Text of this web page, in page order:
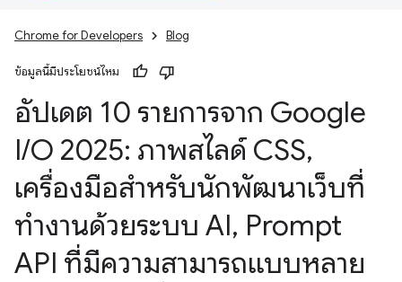
Chrome for Developers Blog
ข้อมูลนี้มีประโยชน์ไหม
อัปเดต 10 รายการจาก Google
I/O 2025: ภาพสไลด์ CSS,
เครื่องมือสำหรับนักพัฒนาเว็บที่
ทำงานด้วยระบบ AI, Prompt
API ที่มีความสามารถแบบหลาย